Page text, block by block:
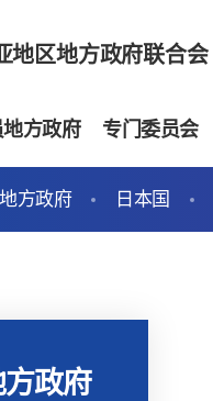
地区地方政府联合会
方政府 专门委员会
方政府 日本国
政府